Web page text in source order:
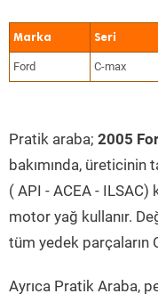
Marka Seri
Ford C-max
Pratik araba; 2005
bakımında,
( API - ACEA -
motor yağ kullanır.
tüm yedek parçaların
Ayrıca Pratik Araba,